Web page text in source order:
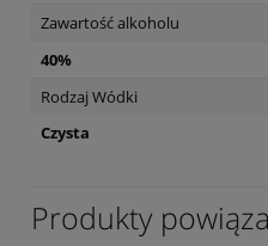
Zawartość alkoholu
40%
Rodzaj Wódki
Czysta
Produkty